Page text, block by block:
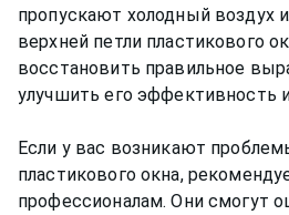
пропускают холодный воздух
верхней петли пластикового
восстановить правильное
улучшить его эффективность
Если у вас возникают
пластикового окна,
профессионалам. Они смогут